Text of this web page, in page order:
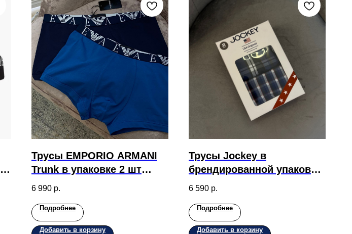
Трусы EMPORIO ARMANI
Trunk в упаковке 2 шт
однотонные
6 990 р.
Подробнее
Добавить в корзину
Трусы Jockey в
брендированной упаковке
2 шт с принтом
6 590 р.
Подробнее
Добавить в корзину